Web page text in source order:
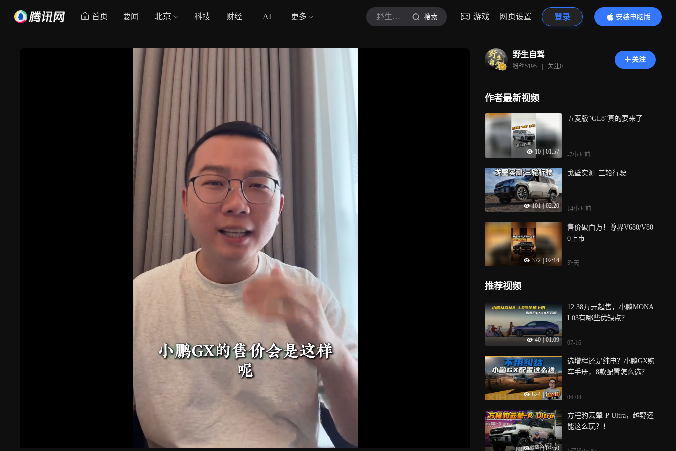
首页 要闻 北京 科技 财经 AI 更多 野生自驾 搜索 游戏 网页设置 登录
安装电脑版
内容更精彩
野生自驾
粉丝5195 | 关注0
关注
作者最新视频
10 01:57
五菱版“GL8”真的要来了
-7小时前
101 | 02:20
戈壁实测·三轮行驶
14小时前
372 02:14
售价破百万！尊界V680/V80
0上市
昨天
推荐视频
40 | 01:09
12.38万元起售，小鹏MONA
L03有哪些优缺点？
07-16
824 | 03:41
选增程还是纯电？小鹏GX购
车手册，8款配置怎么选？
06-04
273 | 07:50
方程豹云辇-P Ultra，越野还
能这么玩？！